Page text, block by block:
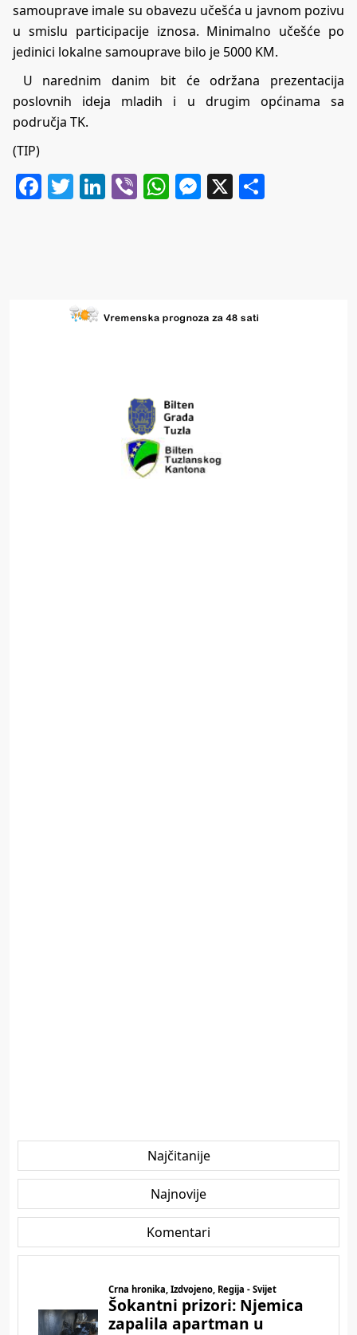
samouprave imale su obavezu učešća u javnom pozivu
u smislu participacije iznosa. Minimalno učešće po
jedinici lokalne samouprave bilo je 5000 KM.
U narednim danim bit će održana prezentacija
poslovnih ideja mladih i u drugim općinama sa
područja TK.
(TIP)
Facebook
Twitter
LinkedIn
ViberWhatsApp
Messenger
X
Najčitanije
Najnovije
Komentari